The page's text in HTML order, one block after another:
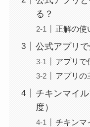
る？
正解の使
公式アプリ
アプリで
アプリの
チキンマイ
度）
チキンマ